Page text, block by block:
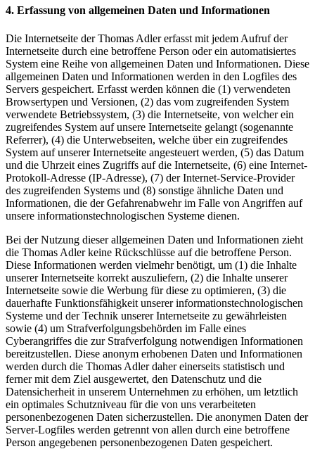
4. Erfassung von allgemeinen Daten und Informationen
Die Internetseite der Thomas Adler erfasst mit jedem Aufruf der
Internetseite durch eine betroffene Person oder ein automatisiertes
System eine Reihe von allgemeinen Daten und Informationen. Diese
allgemeinen Daten und Informationen werden in den Logfiles des
Servers gespeichert. Erfasst werden können die (1) verwendeten
Browsertypen und Versionen, (2) das vom zugreifenden System
verwendete Betriebssystem, (3) die Internetseite, von welcher ein
zugreifendes System auf unsere Internetseite gelangt (sogenannte
Referrer), (4) die Unterwebseiten, welche über ein zugreifendes
System auf unserer Internetseite angesteuert werden, (5) das Datum
und die Uhrzeit eines Zugriffs auf die Internetseite, (6) eine Internet-
Protokoll-Adresse (IP-Adresse), (7) der Internet-Service-Provider
des zugreifenden Systems und (8) sonstige ähnliche Daten und
Informationen, die der Gefahrenabwehr im Falle von Angriffen auf
unsere informationstechnologischen Systeme dienen.
Bei der Nutzung dieser allgemeinen Daten und Informationen zieht
die Thomas Adler keine Rückschlüsse auf die betroffene Person.
Diese Informationen werden vielmehr benötigt, um (1) die Inhalte
unserer Internetseite korrekt auszuliefern, (2) die Inhalte unserer
Internetseite sowie die Werbung für diese zu optimieren, (3) die
dauerhafte Funktionsfähigkeit unserer informationstechnologischen
Systeme und der Technik unserer Internetseite zu gewährleisten
sowie (4) um Strafverfolgungsbehörden im Falle eines
Cyberangriffes die zur Strafverfolgung notwendigen Informationen
bereitzustellen. Diese anonym erhobenen Daten und Informationen
werden durch die Thomas Adler daher einerseits statistisch und
ferner mit dem Ziel ausgewertet, den Datenschutz und die
Datensicherheit in unserem Unternehmen zu erhöhen, um letztlich
ein optimales Schutzniveau für die von uns verarbeiteten
personenbezogenen Daten sicherzustellen. Die anonymen Daten der
Server-Logfiles werden getrennt von allen durch eine betroffene
Person angegebenen personenbezogenen Daten gespeichert.